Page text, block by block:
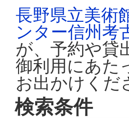
長野県立美術
ンター信州考
が、予約や貸
御利用にあた
お出かけくだ
検索条件